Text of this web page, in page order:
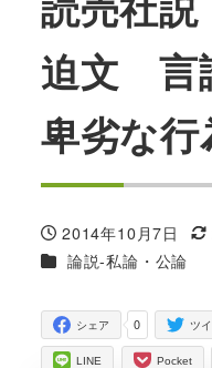
読売社説
迫文 言
卑劣な行
投稿日
2014年10月7日
更
カテゴリー
論説-私論・公論
0
シェア ツ
LINE Pocket